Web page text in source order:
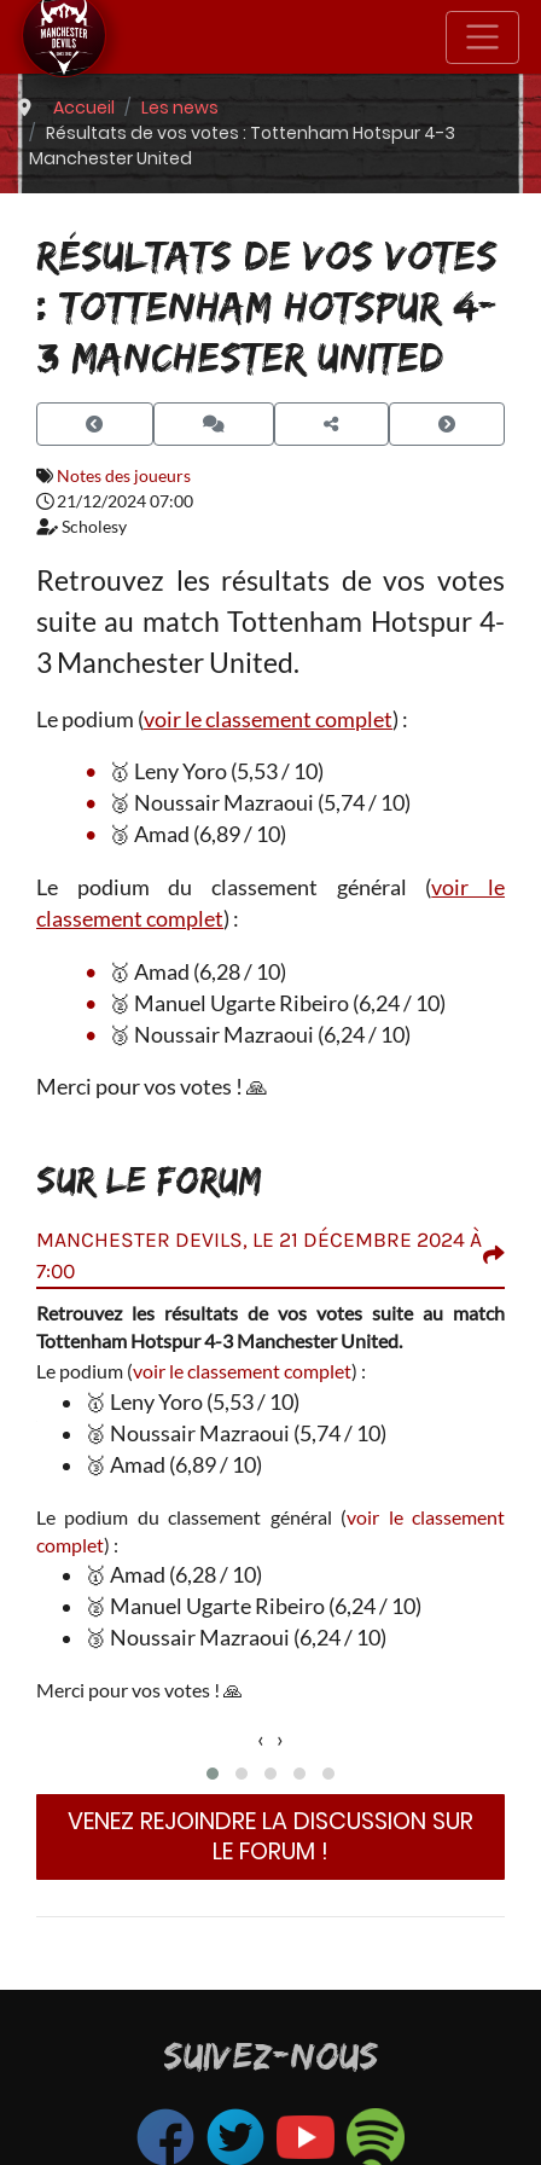
Accueil
Les news
Résultats de vos votes : Tottenham Hotspur 4-3
Manchester United
RÉSULTATS DE VOS VOTES
: TOTTENHAM HOTSPUR 4-
3 MANCHESTER UNITED
Notes des joueurs
21/12/2024 07:00
Scholesy
Retrouvez les résultats de vos votes
suite au match Tottenham Hotspur 4-
3 Manchester United.
Le podium (voir le classement complet) :
🥇 Leny Yoro (5,53 / 10)
🥈 Noussair Mazraoui (5,74 / 10)
🥉 Amad (6,89 / 10)
Le podium du classement général (voir le
classement complet) :
🥇 Amad (6,28 / 10)
🥈 Manuel Ugarte Ribeiro (6,24 / 10)
🥉 Noussair Mazraoui (6,24 / 10)
Merci pour vos votes ! 🙏
SUR LE FORUM
MANCHESTER DEVILS, LE 21 DÉCEMBRE 2024 À
7:00
Retrouvez les résultats de vos votes suite au match
Tottenham Hotspur 4-3 Manchester United.
Le podium (voir le classement complet) :
🥇 Leny Yoro (5,53 / 10)
🥈 Noussair Mazraoui (5,74 / 10)
🥉 Amad (6,89 / 10)
Le podium du classement général (voir le classement
complet) :
🥇 Amad (6,28 / 10)
🥈 Manuel Ugarte Ribeiro (6,24 / 10)
🥉 Noussair Mazraoui (6,24 / 10)
Merci pour vos votes ! 🙏
‹ ›
VENEZ REJOINDRE LA DISCUSSION SUR
LE FORUM !
SUIVEZ-NOUS